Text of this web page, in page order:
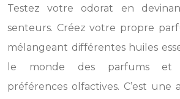
Testez votre odorat en
senteurs. Créez votre propre
mélangeant différentes huiles
le monde des parfums et
préférences olfactives. C’est une